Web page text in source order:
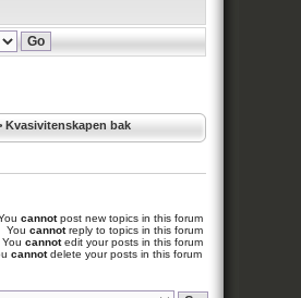
Kvasivitenskapen bak
cannotpost new topics in this forum
You cannotreply to topics in this forum
You cannotedit your posts in this forum
cannotdelete your posts in this forum